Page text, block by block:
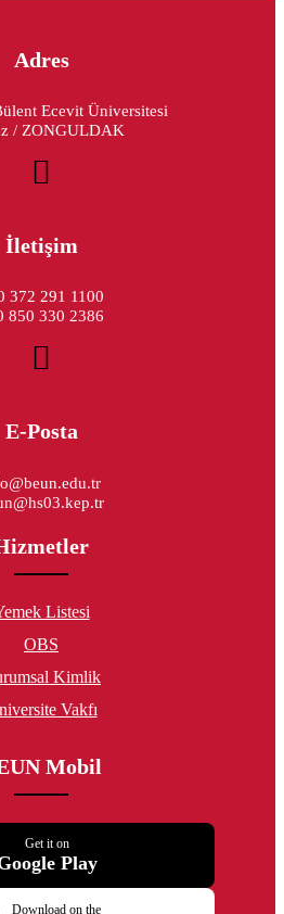
Adres
Ecevit Üniversitesi
/ ZONGULDAK
İletişim
372 291 1100
850 330 2386
E-Posta
Listesi
OBS
Kimlik
Vakfı
Mobil
Get it on
Play
Download on the